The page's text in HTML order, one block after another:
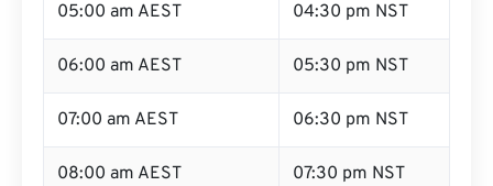
05:00 am AEST 04:30 pm NST
06:00 am AEST 05:30 pm NST
07:00 am AEST 06:30 pm NST
08:00 am AEST 07:30 pm NST